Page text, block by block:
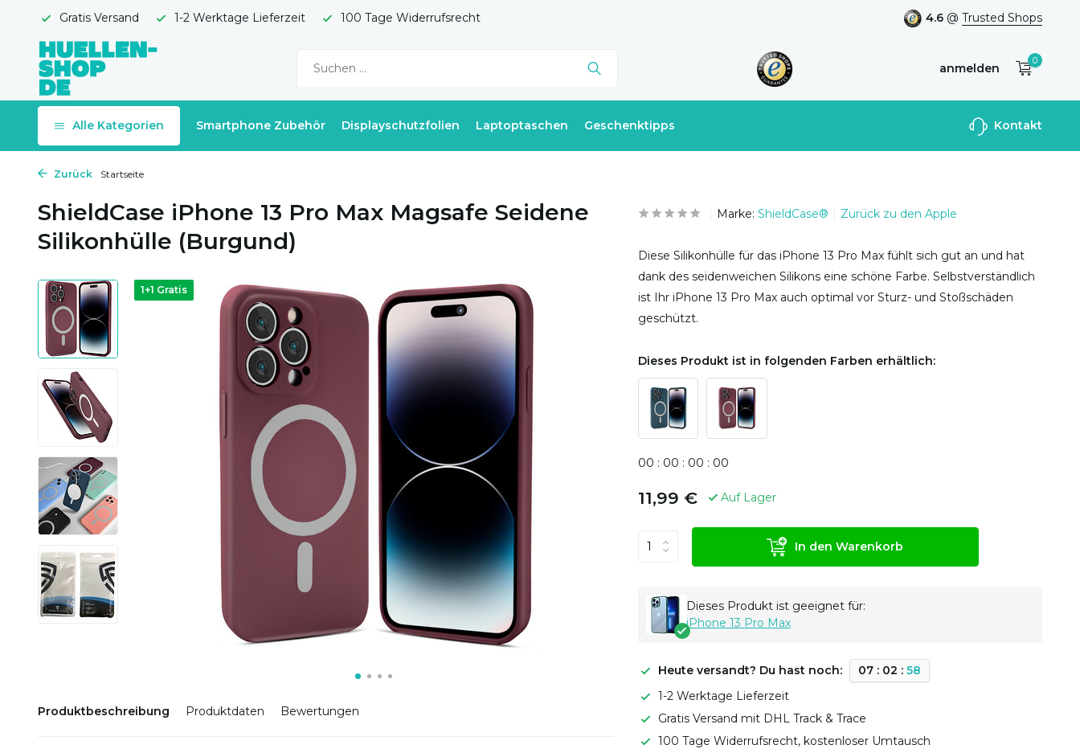
Gratis Versand 1-2 Werktage Lieferzeit 100 Tage Widerrufsrecht 4.6 @ Trusted Shops
anmelden
Benutzerkonto
0
Alle Kategorien Smartphone Zubehör Displayschutzfolien Laptoptaschen Geschenktipps Kontakt
Zurück Startseite
ShieldCase iPhone 13 Pro Max Magsafe Seidene
Silikonhülle (Burgund)
1+1 Gratis
Produktbeschreibung Produktdaten Bewertungen
Marke: ShieldCase® Zurück zu den Apple
Diese Silikonhülle für das iPhone 13 Pro Max fühlt sich gut an und hat
dank des seidenweichen Silikons eine schöne Farbe. Selbstverständlich
ist Ihr iPhone 13 Pro Max auch optimal vor Sturz- und Stoßschäden
geschützt.
Dieses Produkt ist in folgenden Farben erhältlich:
00 : 00 : 00 : 00
11,99 € Auf Lager
In den Warenkorb
Dieses Produkt ist geeignet für:
iPhone 13 Pro Max
Heute versandt? Du hast noch: 07: 02 : 57
1-2 Werktage Lieferzeit
Gratis Versand mit DHL Track & Trace
100 Tage Widerrufsrecht, kostenloser Umtausch